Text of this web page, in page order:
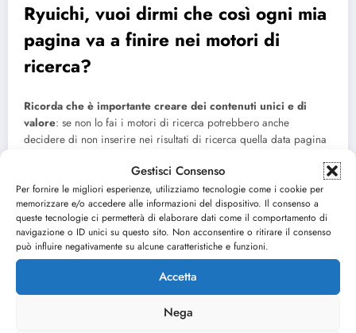
Gestisci Consenso
Per fornire le migliori esperienze, utilizziamo tecnologie come i cookie per
memorizzare e/o accedere alle informazioni del dispositivo. Il consenso a
queste tecnologie ci permetterà di elaborare dati come il comportamento di
navigazione o ID unici su questo sito. Non acconsentire o ritirare il consenso
può influire negativamente su alcune caratteristiche e funzioni.
Accetta
Nega
Ryuichi, vuoi dirmi che così ogni mia
pagina va a finire nei motori di
ricerca?
Ricorda che è importante creare dei contenuti unici e di
valore: se non lo fai i motori di ricerca potrebbero anche
decidere di non inserire nei risultati di ricerca quella data pagina
Questo è l’ultimo capitolo di questa guida introduttiva ai motori di
ricerca. Spero di esserti stato utile e non dimenticare che puoi
scrivere un commento per approfondire o chiedere informazioni
specifiche per il tuo caso.
Aumentare Visite